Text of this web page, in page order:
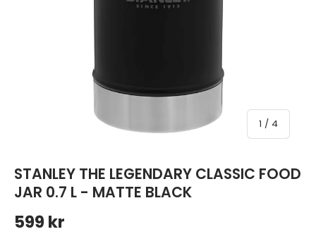
1 / av
4
STANLEY THE LEGENDARY CLASSIC FOOD
JAR 0.7 L - MATTE BLACK
Ordinarie pris
599 kr